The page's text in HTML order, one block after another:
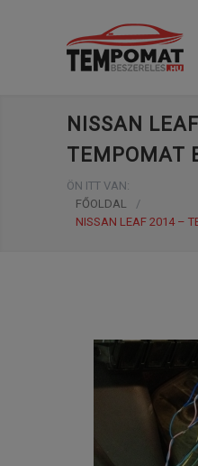
NISSAN
TEMPOMAT
ÖN ITT VAN:
FŐOLDAL
/
NISSAN LEAF 2014 –